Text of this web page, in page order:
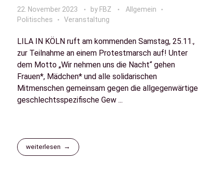
22. November 2023 by FBZ
Allgemein
Politisches
Veranstaltung
LILA IN KÖLN ruft am kommenden Samstag, 25.11.,
zur Teilnahme an einem Protestmarsch auf! Unter
dem Motto „Wir nehmen uns die Nacht“ gehen
Frauen*, Mädchen* und alle solidarischen
Mitmenschen gemeinsam gegen die allgegenwärtige
geschlechtsspezifische Gew ...
weiterlesen